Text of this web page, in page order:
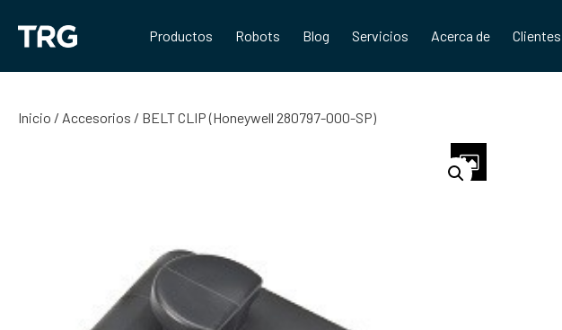
contenido
Productos Robots Blog Servicios Acerca de Clientes
Inicio / Accesorios / BELT CLIP (Honeywell 280797-000-SP)